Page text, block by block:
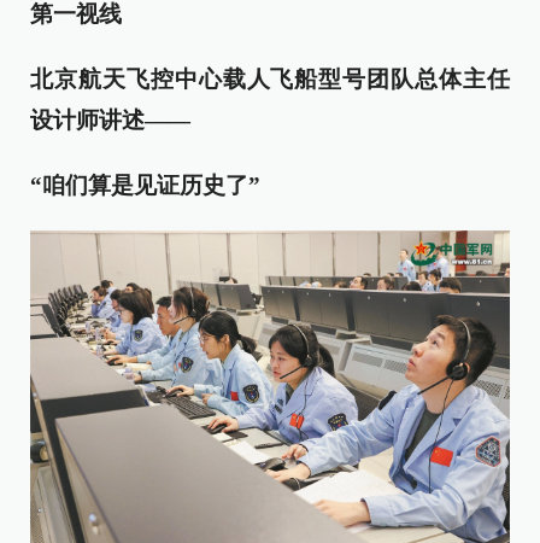
第一视线
北京航天飞控中心载人飞船型号团队总体主任
设计师讲述——
“咱们算是见证历史了”